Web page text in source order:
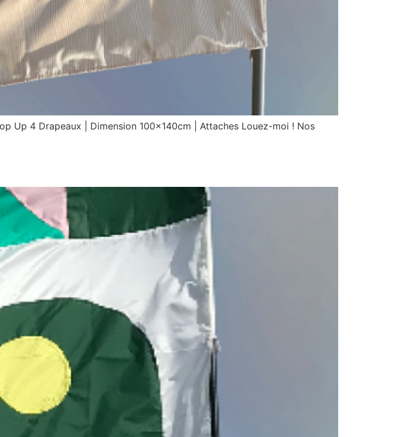
Up 4 Drapeaux | Dimension 100x140cm | Attaches Louez-moi ! Nos